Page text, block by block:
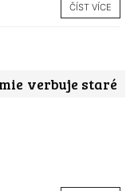
ČÍST VÍCE
verbuje staré